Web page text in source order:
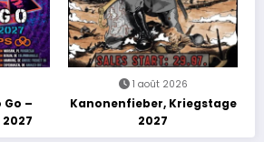
–
1 août 2026
Kanonenfieber, Kriegstage
2027